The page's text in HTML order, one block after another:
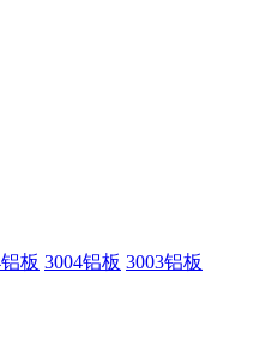
板 3004铝板 3003铝板